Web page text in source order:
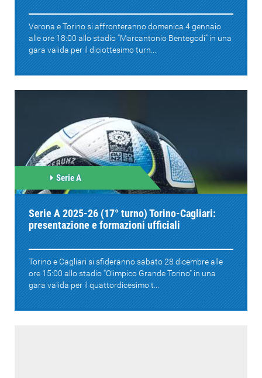
Verona e Torino si affronteranno domenica 4 gennaio
alle ore 18:00 allo stadio “Marcantonio Bentegodi” in una
gara valida per il diciottesimo turn...
Serie A
Serie A 2025-26 (17° turno) Torino-Cagliari:
presentazione e formazioni ufficiali
Torino e Cagliari si sfideranno sabato 28 dicembre alle
ore 15:00 allo stadio “Olimpico Grande Torino” in una
gara valida per il quattordicesimo t...